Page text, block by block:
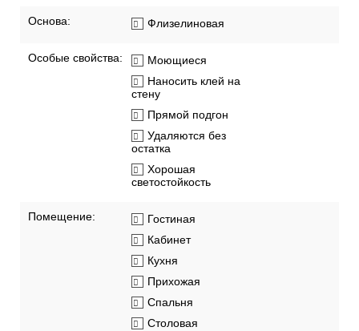
Основа: Флизелиновая
Особые свойства:
Моющиеся
Наносить клей на
стену
Прямой подгон
Удаляются без
остатка
Хорошая
светостойкость
Помещение:
Гостиная
Кабинет
Кухня
Прихожая
Спальня
Столовая